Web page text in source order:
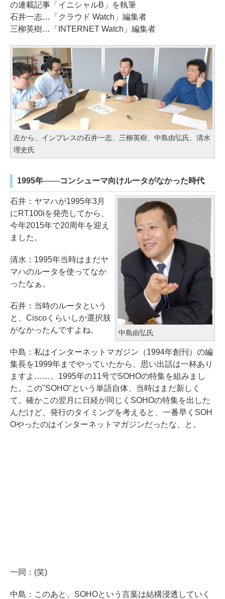
の連載記事「イニシャルB」を執筆
石井一志…「クラウド Watch」編集者
三柳英樹…「INTERNET Watch」編集者
左から、インプレスの石井一志、三柳英樹、中島由弘氏、清水
理史氏
1995年───コンシューマ向けルータがなかった時代
中島由弘氏
石井：ヤマハが1995年3月
にRT100iを発売してから、
今年2015年で20周年を迎え
ました。
清水：1995年当時はまだヤ
マハのルータを使ってなか
ったなぁ。
石井：当時のルータという
と、Ciscoくらいしか選択肢
がなかったんですよね。
中島：私はインターネットマガジン（1994年創刊）の編
集長を1999年までやっていたから、思い出話は一杯あり
ますよ……。1995年の11号でSOHOの特集を組みまし
た。この"SOHO"という単語自体、当時はまだ新しく
て。確かこの翌月に日経が同じくSOHOの特集を出した
んだけど、発行のタイミングを考えると、一番早くSOH
Oやったのはインターネットマガジンだったな、と。
一同：(笑)
中島：このあと、SOHOという言葉は結構浸透していく